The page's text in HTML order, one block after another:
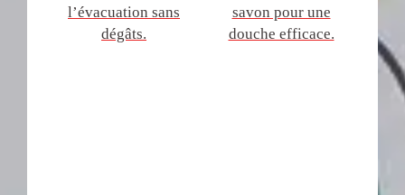
l’évacuation sans
dégâts.
savon pour une
douche efficace.